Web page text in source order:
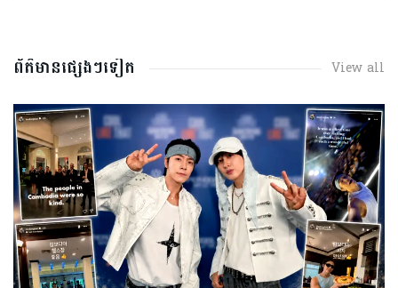
ព័ត៌មានផ្សេងៗទៀត View all